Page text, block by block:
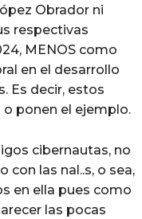
Obrador ni
respectivas
MENOS como
en el desarrollo
Es decir, estos
o ponen el ejemplo.
cibernautas, no
con las nal..s, o sea,
en ella pues como
las pocas